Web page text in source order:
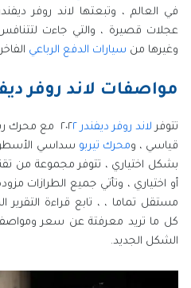
عجلات قصيرة ، والتي جاءت
وغيرها من سيارات الدفع الرباعي
مواصفات لاند روفر ديفندر 2022
تتوفر لاند روفر ديفندر ٢ مع محرك
قياسي ، ومحرك تيربو سداسي
بشكل اختياري ، تتوفر مجموعة من
أو اختياري ، وتأتي جميع الطرازات
مستقل تماما ، ، تابع قراءة
الشكل الجديد.